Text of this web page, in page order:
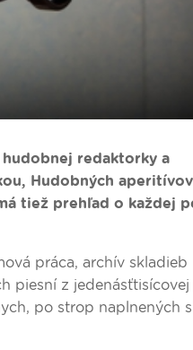
hudobnej redaktorky a
Hudobných
tiež prehľad o každej
práca, archív skladieb
piesní z
po strop naplnených